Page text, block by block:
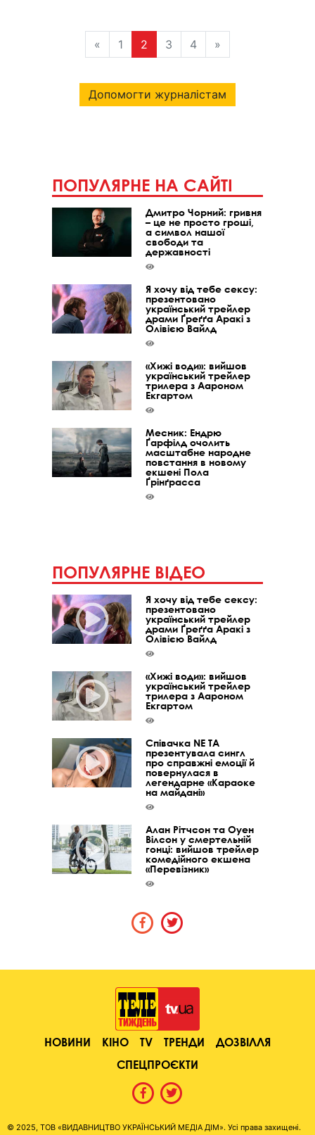
« 1 2 3 4 »
Допомогти журналістам
ПОПУЛЯРНЕ НА САЙТІ
Дмитро Чорний: гривня
– це не просто гроші,
а символ нашої
свободи та
державності
Я хочу від тебе сексу:
презентовано
український трейлер
драми Ґреґґа Аракі з
Олівією Вайлд
«Хижі води»: вийшов
український трейлер
трилера з Аароном
Екгартом
Месник: Ендрю
Ґарфілд очолить
масштабне народне
повстання в новому
екшені Пола
Ґрінґрасса
ПОПУЛЯРНЕ ВІДЕО
Я хочу від тебе сексу:
презентовано
український трейлер
драми Ґреґґа Аракі з
Олівією Вайлд
«Хижі води»: вийшов
український трейлер
трилера з Аароном
Екгартом
Співачка NE TA
презентувала сингл
про справжні емоції й
повернулася в
легендарне «Караоке
на майдані»
Алан Рітчсон та Оуен
Вілсон у смертельній
гонці: вийшов трейлер
комедійного екшена
«Перевізник»
НОВИНИ КІНО TV ТРЕНДИ
ДОЗВІЛЛЯ
СПЕЦПРОЄКТИ
© 2025, ТОВ «ВИДАВНИЦТВО УКРАЇНСЬКИЙ МЕДІА ДІМ». Усі права захищені.